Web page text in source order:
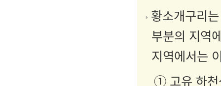
황소개구리
부분의 지역
지역에서는
① 고유 하천